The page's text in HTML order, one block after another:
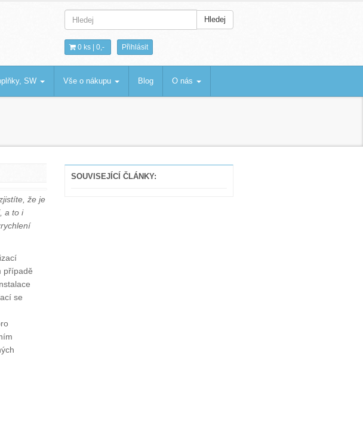
Hledej
0 ks | 0,- Přihlásit
SW Vše o nákupu Blog O nás
že je
a to i
případě
se
SOUVISEJÍCÍ ČLÁNKY: